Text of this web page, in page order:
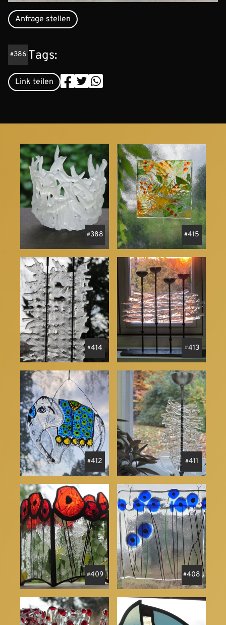
386 Tags:
Link teilen
Anfrage stellen
388 415
414 413
412 411
409 408